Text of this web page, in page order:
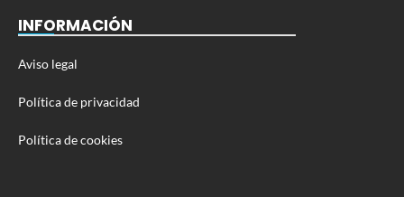
INFORMACIÓN
Aviso legal
Política de privacidad
Política de cookies